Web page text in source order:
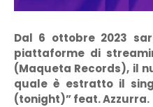
Dal 6 ottobre 2023
piattaforme di
(Maqueta Records), il
quale è estratto il
(tonight)” feat. Azzurra.